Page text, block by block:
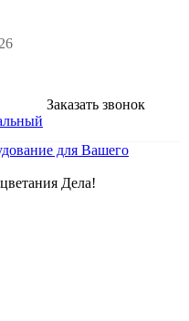
Заказать звонок
Дела!